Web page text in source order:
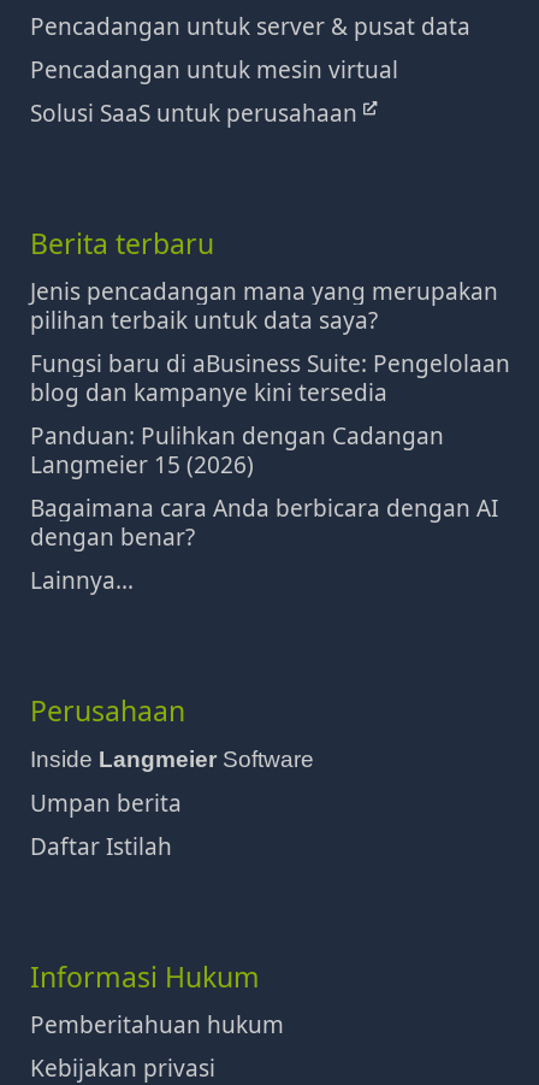
Pencadangan untuk server & pusat data
Pencadangan untuk mesin virtual
Solusi SaaS untuk perusahaan
Berita terbaru
Jenis pencadangan mana yang merupakan
pilihan terbaik untuk data saya?
Fungsi baru di aBusiness Suite: Pengelolaan
blog dan kampanye kini tersedia
Panduan: Pulihkan dengan Cadangan
Langmeier 15 (2026)
Bagaimana cara Anda berbicara dengan AI
dengan benar?
Lainnya...
Perusahaan
Inside Langmeier Software
Umpan berita
Daftar Istilah
Informasi Hukum
Pemberitahuan hukum
Kebijakan privasi